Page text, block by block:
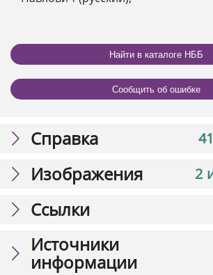
Найти в каталоге НББ
Сообщить об ошибке
Справка
2
Изображения
Ссылки
Источники
информации